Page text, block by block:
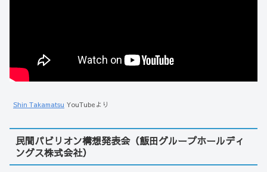
Shin Takamatsu YouTubeより
民間パビリオン構想発表会（飯田グループホールディ
ングス株式会社）